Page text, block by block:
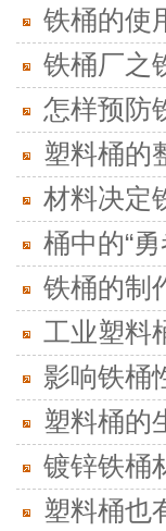
铁桶的使
铁桶厂之
怎样预防
塑料桶的
材料决定
桶中的“勇
铁桶的制
工业塑料
影响铁桶
塑料桶的
镀锌铁桶
塑料桶也